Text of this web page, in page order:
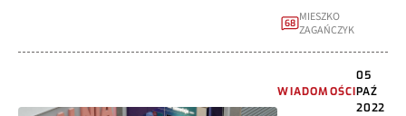
68 MIESZKO
ZAGAŃCZYK
WIADOMOŚCI
05
PAŹ
2022